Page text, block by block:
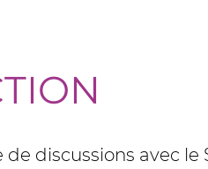
de discussions avec